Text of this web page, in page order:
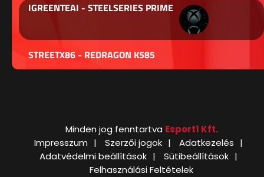
IGREENTEAI - STEELSERIES PRIME
STREETX86 - REDRAGON K585
Minden jog fenntartva Esport1 Kft.
Impresszum
Szerzői jogok
Adatkezelés
Adatvédelmi beállítások
Sütibeállítások
Felhasználási Feltételek